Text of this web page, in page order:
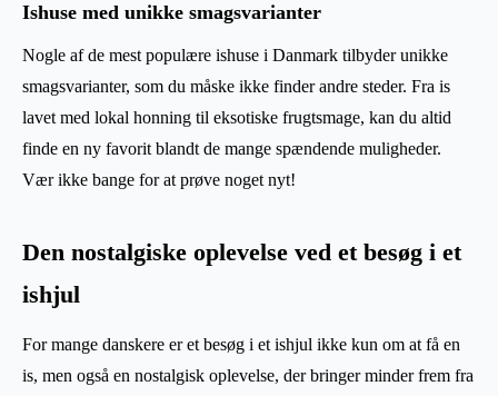
Ishuse med unikke smagsvarianter
Nogle af de mest populære ishuse i Danmark tilbyder unikke
smagsvarianter, som du måske ikke finder andre steder. Fra is
lavet med lokal honning til eksotiske frugtsmage, kan du altid
finde en ny favorit blandt de mange spændende muligheder.
Vær ikke bange for at prøve noget nyt!
Den nostalgiske oplevelse ved et besøg i et
ishjul
For mange danskere er et besøg i et ishjul ikke kun om at få en
is, men også en nostalgisk oplevelse, der bringer minder frem fra